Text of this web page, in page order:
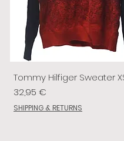
Tommy Hilfiger Sweater
Prix
32,95 €
SHIPPING & RETURNS